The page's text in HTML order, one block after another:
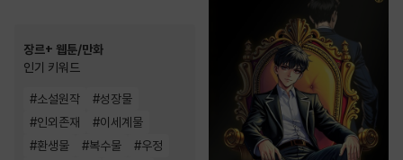
장르+ 웹툰/만화
인기 키워드
#소설원작 #성장물
#인외존재 #이세계물
#환생물 #복수물 #우정